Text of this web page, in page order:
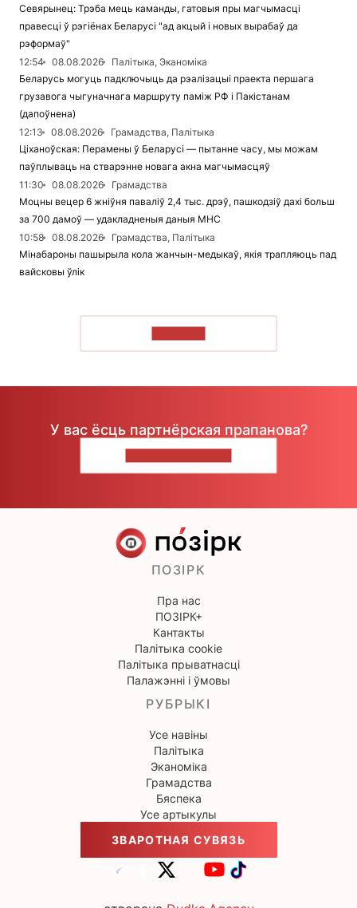
Севярынец: Трэба мець каманды, гатовыя пры магчымасці
правесці ў рэгіёнах Беларусі "ад акцый і новых вырабаў да
рэформаў"
12:54
08.08.2026
Палітыка, Эканоміка
Беларусь могуць падключыць да рэалізацыі праекта першага
грузавога чыгуначнага маршруту паміж РФ і Пакістанам
(дапоўнена)
12:13
08.08.2026
Грамадства, Палітыка
Ціханоўская: Перамены ў Беларусі — пытанне часу, мы можам
паўплываць на стварэнне новага акна магчымасцяў
11:30
08.08.2026
Грамадства
Моцны вецер 6 жніўня паваліў 2,4 тыс. дрэў, пашкодзіў дахі больш
за 700 дамоў — удакладненыя даныя МНС
10:58
08.08.2026
Грамадства, Палітыка
Мінабароны пашырыла кола жанчын-медыкаў, якія трапляюць пад
вайсковы ўлік
У вас ёсць партнёрская прапанова?
ПОЗІРК
Пра нас
ПОЗІРК+
Кантакты
Палітыка cookie
Палітыка прыватнасці
Палажэнні і ўмовы
РУБРЫКІ
Усе навіны
Палітыка
Эканоміка
Грамадства
Бяспека
Усе артыкулы
ЗВАРОТНАЯ СУВЯЗЬ